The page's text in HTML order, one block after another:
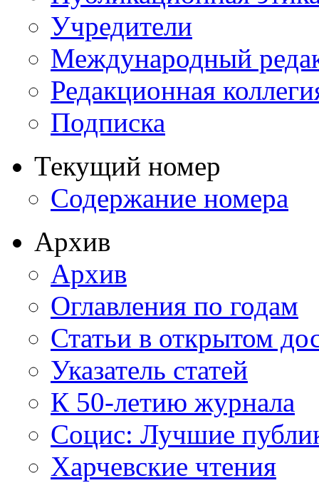
Учредители
Международный
Редакционная
Подписка
Текущий номер
Содержание номера
Архив
Архив
Оглавления по годам
Статьи в открытом
Указатель статей
К 50-летию журнала
Социс: Лучшие
Харчевские чтения